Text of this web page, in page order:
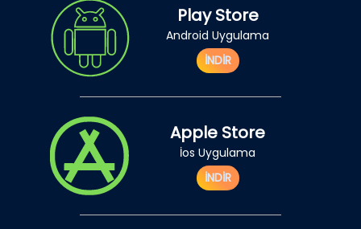
Play Store
Android Uygulama
İNDİR
Apple Store
İos Uygulama
İNDİR